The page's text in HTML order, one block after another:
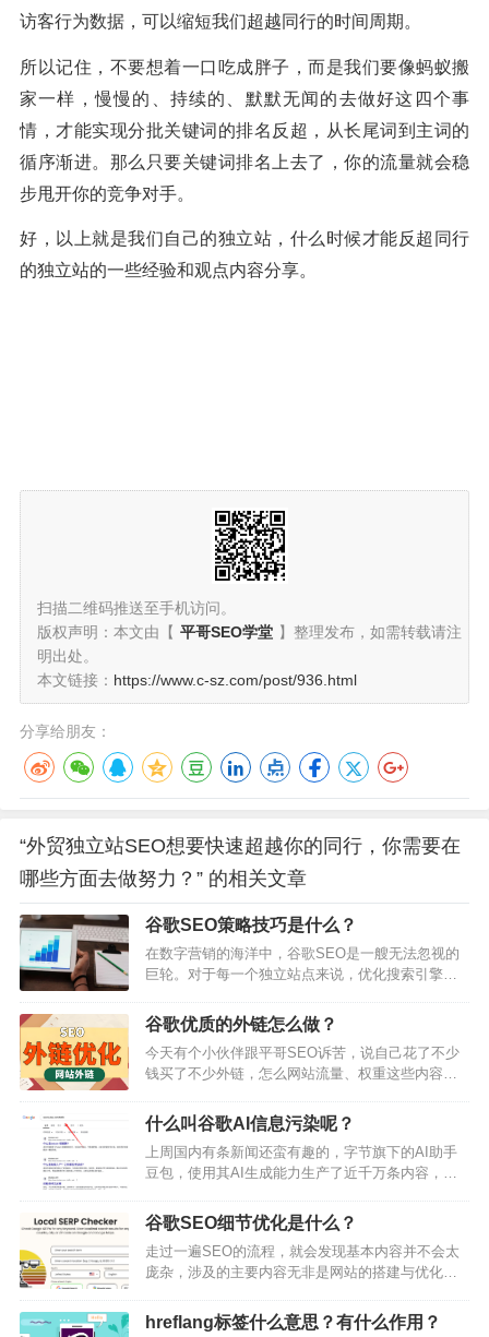
访客行为数据，可以缩短我们超越同行的时间周期。
所以记住，不要想着一口吃成胖子，而是我们要像蚂蚁搬
家一样，慢慢的、持续的、默默无闻的去做好这四个事
情，才能实现分批关键词的排名反超，从长尾词到主词的
循序渐进。那么只要关键词排名上去了，你的流量就会稳
步甩开你的竞争对手。
好，以上就是我们自己的独立站，什么时候才能反超同行
的独立站的一些经验和观点内容分享。
扫描二维码推送至手机访问。
版权声明：本文由【 平哥SEO学堂 】整理发布，如需转载请注
明出处。
本文链接： https://www.c-sz.com/post/936.html
分享给朋友：
“外贸独立站SEO想要快速超越你的同行，你需要在
哪些方面去做努力？” 的相关文章
谷歌SEO策略技巧是什么？
在数字营销的海洋中，谷歌SEO是一艘无法忽视的
巨轮。对于每一个独立站点来说，优化搜索引擎排
客户的重要手段。在谷歌这个搜索引擎巨头的统治
下，了解并应用有效的SEO策略，已经成为每一个
网站运营者的必修课。然而，SEO的世界充满了挑
战和竞争。要在数亿的网站中脱颖而出，单纯依靠
传统的营销手段已不足以应对。这就需要我们深入
研究独立站内容创作的每一个细节，从关键词研…
谷歌优质的外链怎么做？
今天有个小伙伴跟平哥SEO诉苦，说自己花了不少
钱买了不少外链，怎么网站流量、权重这些内容没
下，聊聊怎么去买外链，或者说怎么去搞外链。我
知道现在有不少朋友，是在Fiverr或者什么其他的平
台上买外链，且外链整体上比较便宜，成本并不是
很高。这种方法我之前也有去做，但是现在基本不
怎么用了，主要还是因为筛选的成本比较高。因为
我不知道对方卖的这些外链，是不是适合我的…
什么叫谷歌AI信息污染呢？
上周国内有条新闻还蛮有趣的，字节旗下的AI助手
豆包，使用其AI生成能力生产了近千万条内容，其
搜索结果。然后我今天特意又去关注了一下这个平
台的流量数据，发现他居然又将近千万条的数据给
下线了。有时候，就不得不佩服这些公司的黑科
技。短短时间内，就可以让谷歌收录近千万条垃圾
数据，且又可以在短时间内下线这些链接数据，谷
歌的爬虫估计都要爆粗口了。感慨，字节真是一家”
谷歌SEO细节优化是什么？
走过一遍SEO的流程，就会发现基本内容并不会太
庞杂，涉及的主要内容无非是网站的搭建与优化，
广。虽然大的框架内容并不多，但是说实话，里面
hreflang标签什么意思？有什么作用？